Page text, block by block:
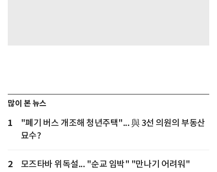
많이 본 뉴스
1
"폐기 버스 개조해 청년주택"... 與 3선 의원의 부동산
묘수?
2 모즈타바 위독설... "순교 임박" "만나기 어려워"